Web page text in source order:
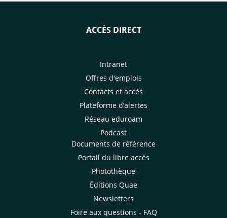
ACCÈS DIRECT
Intranet
Offres d'emplois
Contacts et accès
Plateforme d’alertes
Réseau eduroam
Podcast
Documents de référence
Portail du libre accès
Photothèque
Éditions Quae
Newsletters
Foire aux questions - FAQ